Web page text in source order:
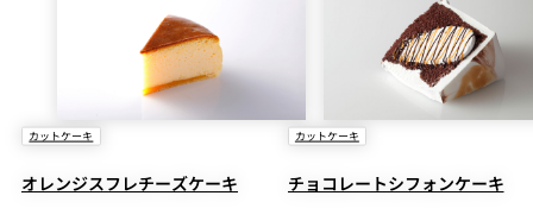
カットケーキ
オレンジスフレチーズケーキ
カットケーキ
チョコレートシフォンケーキ